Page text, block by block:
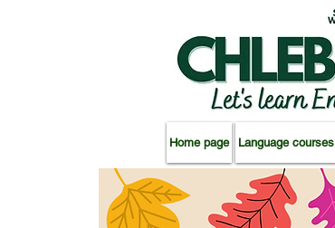
Home page Language courses